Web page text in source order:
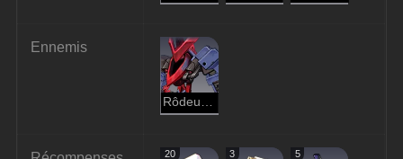
Ennemis
Rôdeur brûlant
20 3 5